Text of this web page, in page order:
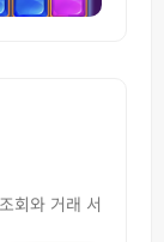
회와 거래 서